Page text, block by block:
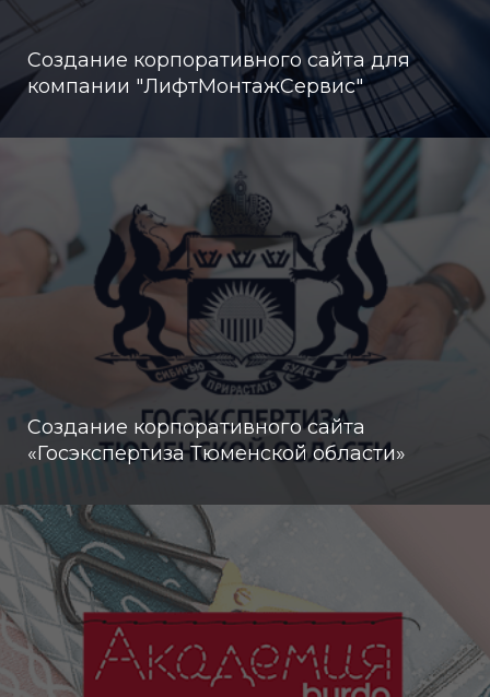
Создание корпоративного сайта для
компании "ЛифтМонтажСервис"
Создание корпоративного сайта
«Госэкспертиза Тюменской области»